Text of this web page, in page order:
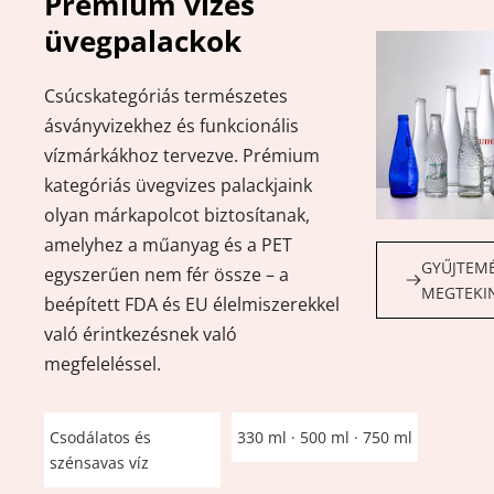
üvegpalackok
Csúcskategóriás természetes
ásványvizekhez és funkcionális
vízmárkákhoz tervezve. Prémium
kategóriás üvegvizes palackjaink
olyan márkapolcot biztosítanak,
amelyhez a műanyag és a PET
egyszerűen nem fér össze – a
beépített FDA és EU élelmiszerekkel
való érintkezésnek való
megfeleléssel.
Csodálatos és
szénsavas víz
330 ml · 500 ml · 750 ml